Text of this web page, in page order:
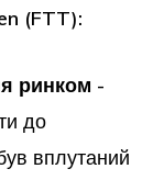
(FTT):
ринком -
до
вплутаний